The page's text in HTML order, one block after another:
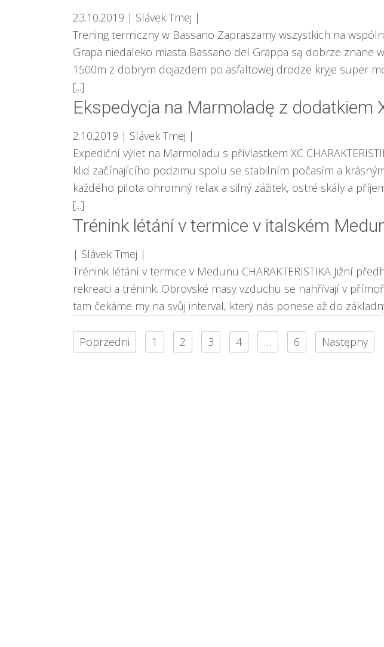
23.10.2019 | Slávek Tmej |
Trening termiczny w Bassano Zapraszamy wszystkich na
Grapa niedaleko miasta Bassano del Grappa są dobrze znane
1500m z dobrym dojazdem po asfaltowej drodze kryje super
[...]
Ekspedycja na Marmoladę z dodatkiem
2.10.2019 | Slávek Tmej |
Expediční výlet na Marmoladu s přívlastkem XC
klid začínajícího podzimu spolu se stabilním počasím a
každého pilota ohromný relax a silný zážitek, ostré skály a
[...]
Trénink létání v termice v italském
| Slávek Tmej |
Trénink létání v termice v Medunu CHARAKTERISTIKA Jižní
rekreaci a trénink. Obrovské masy vzduchu se nahřívají v
tam čekáme my na svůj interval, který nás ponese až do
Poprzedni 1 2 3 4 … 6 Następny